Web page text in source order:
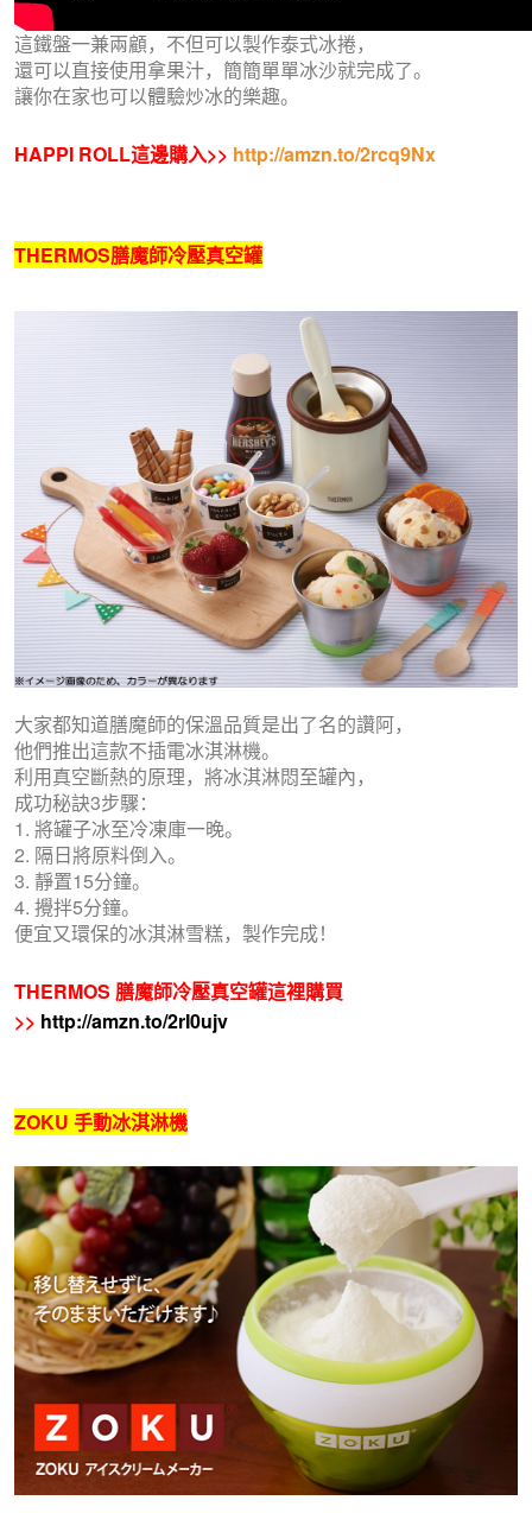
這鐵盤一兼兩顧，不但可以製作泰式冰捲，
還可以直接使用拿果汁，簡簡單單冰沙就完成了。
讓你在家也可以體驗炒冰的樂趣。
HAPPI ROLL這邊購入>> http://amzn.to/2rcq9Nx
THERMOS膳魔師冷壓真空罐
大家都知道膳魔師的保溫品質是出了名的讚阿，
他們推出這款不插電冰淇淋機。
利用真空斷熱的原理，將冰淇淋悶至罐內，
成功秘訣3步驟：
1. 將罐子冰至冷凍庫一晚。
2. 隔日將原料倒入。
3. 靜置15分鐘。
4. 攪拌5分鐘。
便宜又環保的冰淇淋雪糕，製作完成！
THERMOS 膳魔師冷壓真空罐這裡購買
>> http://amzn.to/2rI0ujv
ZOKU 手動冰淇淋機